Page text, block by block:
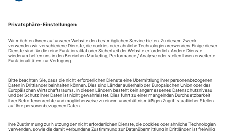
Interessante Neuigkeiten zu unseren Produkten & Lösungen
bekommen Sie als erstes.
Messen und Webinaren.
Sie bekommen Zugang zu aktuellen Markttrends, z.B. Studien
und Whitepaper.
Hin und wieder senden wir Ihnen kurze Umfragen zur